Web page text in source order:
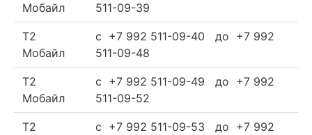
Мобайл
511-09-39
Т2
Мобайл
c +7 992 511-09-40 до +7 992
511-09-48
Т2
Мобайл
c +7 992 511-09-49 до +7 992
511-09-52
Т2
c +7 992 511-09-53 до +7 992